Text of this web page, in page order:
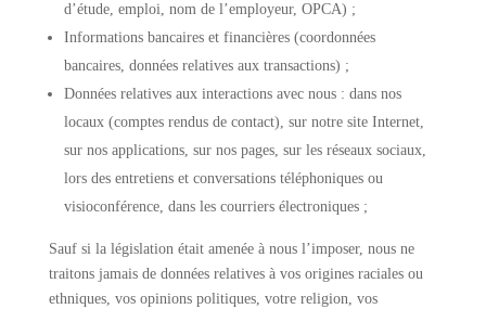
d’étude, emploi, nom de l’employeur, OPCA) ;
Informations bancaires et financières (coordonnées
bancaires, données relatives aux transactions) ;
Données relatives aux interactions avec nous : dans nos
locaux (comptes rendus de contact), sur notre site Internet,
sur nos applications, sur nos pages, sur les réseaux sociaux,
lors des entretiens et conversations téléphoniques ou
visioconférence, dans les courriers électroniques ;
Sauf si la législation était amenée à nous l’imposer, nous ne
traitons jamais de données relatives à vos origines raciales ou
ethniques, vos opinions politiques, votre religion, vos